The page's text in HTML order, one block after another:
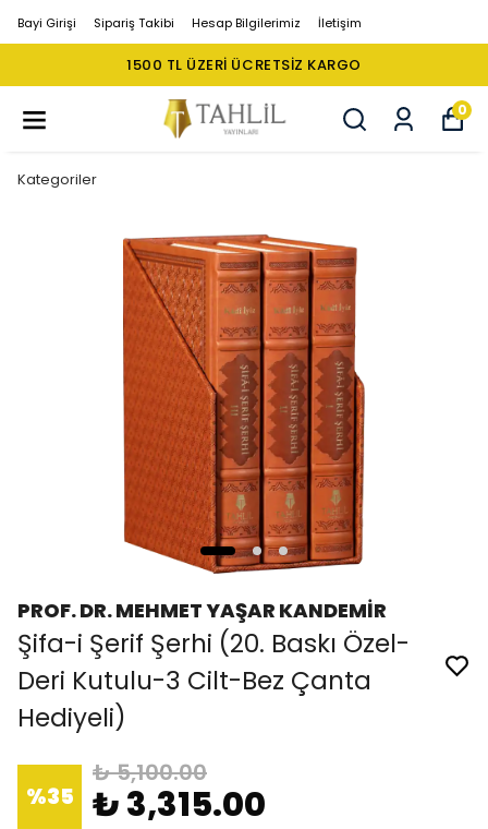
Bayi Girişi Sipariş Takibi Hesap Bilgilerimiz İletişim
1500 TL ÜZERI ÜCRETSIZ KARGO
0
Kategoriler
PROF. DR. MEHMET YAŞAR KANDEMİR
Şifa-i Şerif Şerhi (20. Baskı Özel-
Deri Kutulu-3 Cilt-Bez Çanta
Hediyeli)
%35
₺ 5,100.00
₺ 3,315.00